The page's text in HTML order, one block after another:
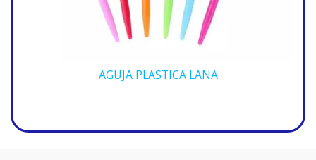
AGUJA PLASTICA LANA